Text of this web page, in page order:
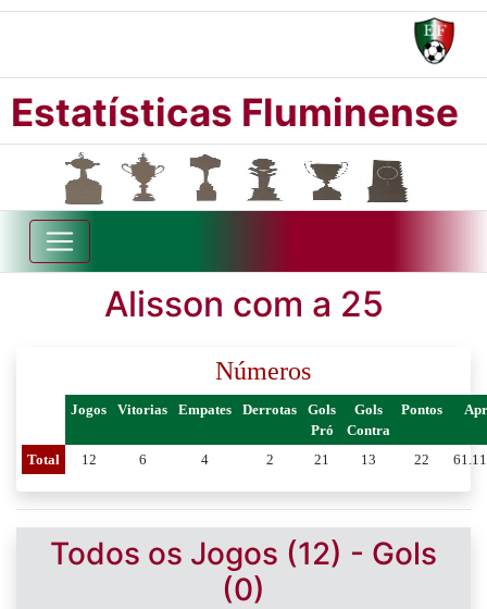
Estatísticas Fluminense
Alisson com a 25
Números
Jogos Vitorias Empates Derrotas
Gols
Pró
Gols
Contra
Pontos Apr
Total 12 6 4 2 21 13 22
Todos os Jogos (12) - Gols
(0)